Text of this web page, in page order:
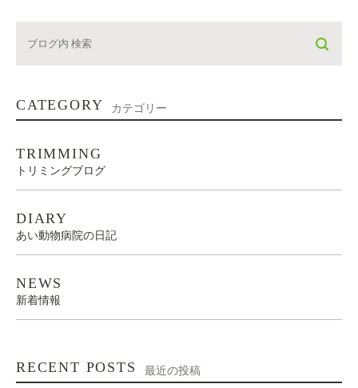
CATEGORY カテゴリー
TRIMMING
トリミングブログ
DIARY
あい動物病院の日記
NEWS
新着情報
RECENT POSTS 最近の投稿